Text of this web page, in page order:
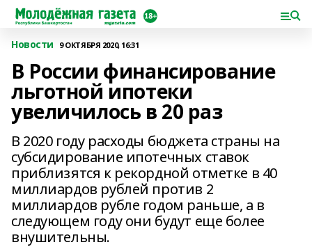
Новости 9 ОКТЯБРЯ 2020, 16:31
В России финансирование
льготной ипотеки
увеличилось в 20 раз
В 2020 году расходы бюджета страны на
субсидирование ипотечных ставок
приблизятся к рекордной отметке в 40
миллиардов рублей против 2
миллиардов рубле годом раньше, а в
следующем году они будут еще более
внушительны.